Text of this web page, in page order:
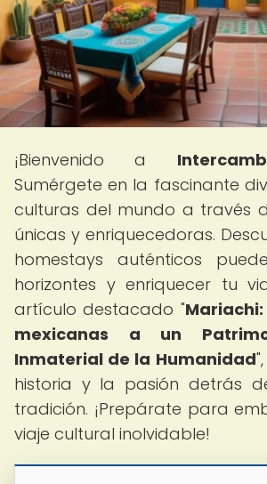
¡Bienvenido a
Sumérgete en la fascinante
culturas del mundo a través
únicas y enriquecedoras.
homestays auténticos
horizontes y enriquecer tu
artículo destacado "
mexicanas a un
Inmaterial de la Humanidad
historia y la pasión detrás
tradición. ¡Prepárate para
viaje cultural inolvidable!